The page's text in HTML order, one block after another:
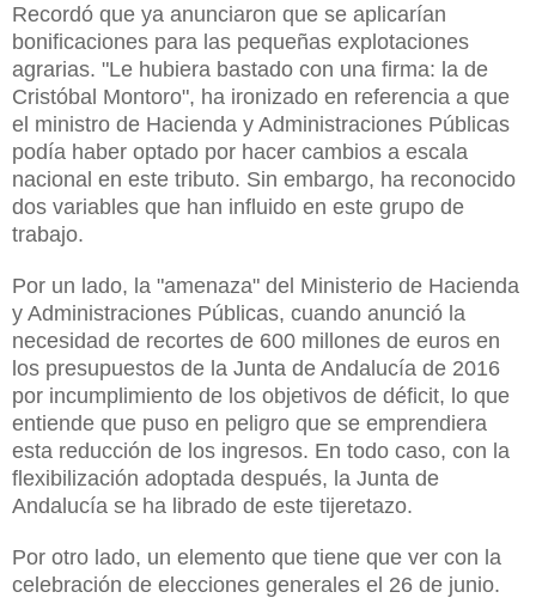
Recordó que ya anunciaron que se aplicarían
bonificaciones para las pequeñas explotaciones
agrarias. "Le hubiera bastado con una firma: la de
Cristóbal Montoro", ha ironizado en referencia a que
el ministro de Hacienda y Administraciones Públicas
podía haber optado por hacer cambios a escala
nacional en este tributo. Sin embargo, ha reconocido
dos variables que han influido en este grupo de
trabajo.
Por un lado, la "amenaza" del Ministerio de Hacienda
y Administraciones Públicas, cuando anunció la
necesidad de recortes de 600 millones de euros en
los presupuestos de la Junta de Andalucía de 2016
por incumplimiento de los objetivos de déficit, lo que
entiende que puso en peligro que se emprendiera
esta reducción de los ingresos. En todo caso, con la
flexibilización adoptada después, la Junta de
Andalucía se ha librado de este tijeretazo.
Por otro lado, un elemento que tiene que ver con la
celebración de elecciones generales el 26 de junio.